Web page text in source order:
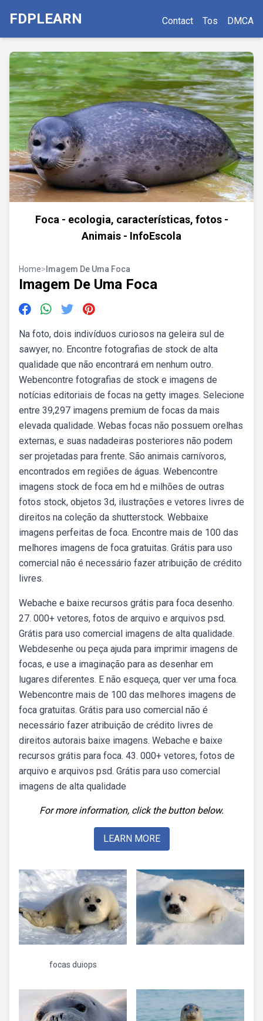
FDPLEARN Contact Tos DMCA
Foca - ecologia, características, fotos -
Animais - InfoEscola
Home> Imagem De Uma Foca
Imagem De Uma Foca
Na foto, dois indivíduos curiosos na geleira sul de
sawyer, no. Encontre fotografias de stock de alta
qualidade que não encontrará em nenhum outro.
Webencontre fotografias de stock e imagens de
notícias editoriais de focas na getty images. Selecione
entre 39,297 imagens premium de focas da mais
elevada qualidade. Webas focas não possuem orelhas
externas, e suas nadadeiras posteriores não podem
ser projetadas para frente. São animais carnívoros,
encontrados em regiões de águas. Webencontre
imagens stock de foca em hd e milhões de outras
fotos stock, objetos 3d, ilustrações e vetores livres de
direitos na coleção da shutterstock. Webbaixe
imagens perfeitas de foca. Encontre mais de 100 das
melhores imagens de foca gratuitas. Grátis para uso
comercial não é necessário fazer atribuição de crédito
livres.
Webache e baixe recursos grátis para foca desenho.
27. 000+ vetores, fotos de arquivo e arquivos psd.
Grátis para uso comercial imagens de alta qualidade.
Webdesenhe ou peça ajuda para imprimir imagens de
focas, e use a imaginação para as desenhar em
lugares diferentes. E não esqueça, quer ver uma foca.
Webencontre mais de 100 das melhores imagens de
foca gratuitas. Grátis para uso comercial não é
necessário fazer atribuição de crédito livres de
direitos autorais baixe imagens. Webache e baixe
recursos grátis para foca. 43. 000+ vetores, fotos de
arquivo e arquivos psd. Grátis para uso comercial
imagens de alta qualidade
For more information, click the button below.
LEARN MORE
focas duiops